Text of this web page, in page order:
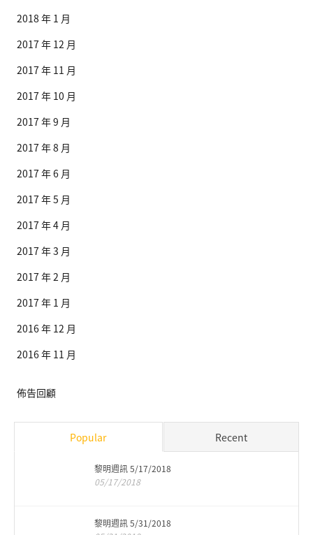
2018 年 1 月
2017 年 12 月
2017 年 11 月
2017 年 10 月
2017 年 9 月
2017 年 8 月
2017 年 6 月
2017 年 5 月
2017 年 4 月
2017 年 3 月
2017 年 2 月
2017 年 1 月
2016 年 12 月
2016 年 11 月
佈告回顧
Popular Recent
黎明週訊 5/17/2018
05/17/2018
黎明週訊 5/31/2018